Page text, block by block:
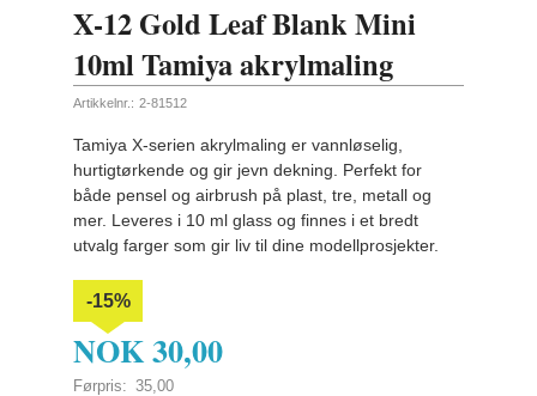
X-12 Gold Leaf Blank Mini
10ml Tamiya akrylmaling
Artikkelnr.: 2-81512
Tamiya X-serien akrylmaling er vannløselig,
hurtigtørkende og gir jevn dekning. Perfekt for
både pensel og airbrush på plast, tre, metall og
mer. Leveres i 10 ml glass og finnes i et bredt
utvalg farger som gir liv til dine modellprosjekter.
NOK30,00
Førpris: 35,00
-15%